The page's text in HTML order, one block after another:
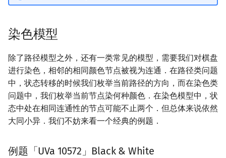
染色模型
除了路径模型之外，还有一类常见的模型，需要我们对棋盘
进行染色，相邻的相同颜色节点被视为连通．在路径类问题
中，状态转移的时候我们枚举当前路径的方向，而在染色类
问题中，我们枚举当前节点染何种颜色．在染色模型中，状
态中处在相同连通性的节点可能不止两个．但总体来说依然
大同小异．我们不妨来看一个经典的例题．
例题「UVa 10572」Black & White